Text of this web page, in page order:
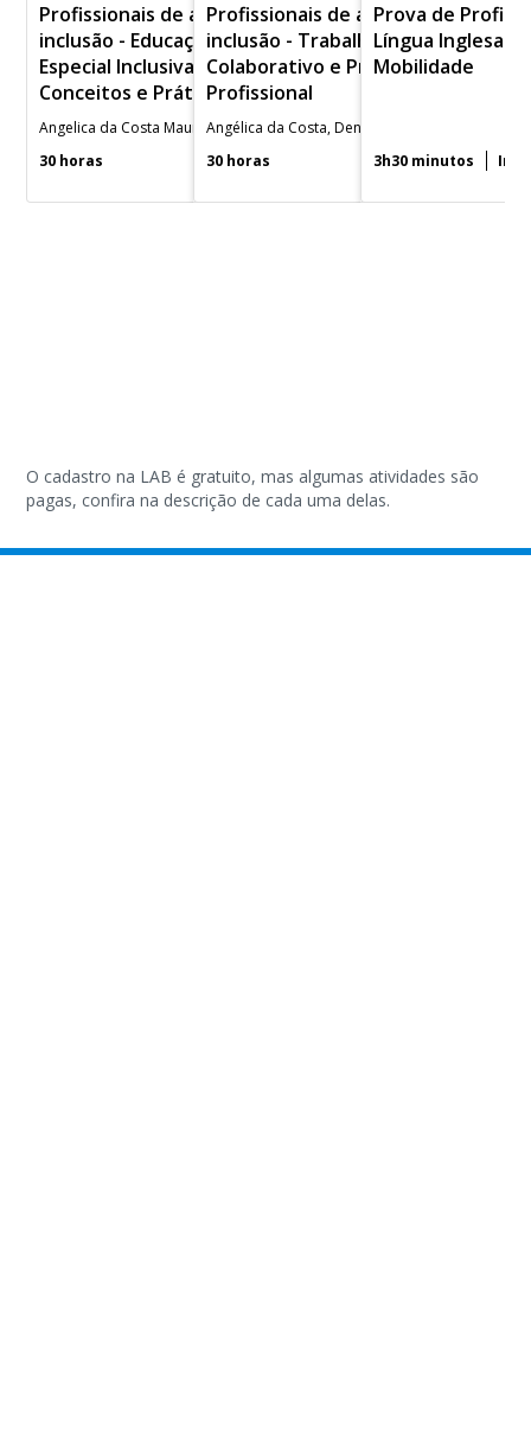
Profissionais de apoio de
inclusão - Educação
Especial Inclusiva:
Conceitos e Práticas
Angelica da Costa Maura Corcini Lopes
30 horas
Profissionais de apoio de
inclusão - Trabalho
Colaborativo e Prática
Profissional
30 horas
Prova de
Língua Inglesa -
Mobilidade
3h30 minutos
O cadastro na LAB é gratuito, mas algumas atividades são
pagas, confira na descrição de cada uma delas.